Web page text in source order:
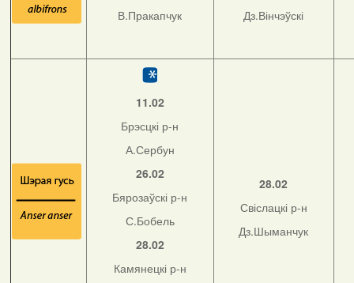
В.Пракапчук
Дз.Вінчэўскі
11.02
Брэсцкі р-н
А.Сербун
26.02
Бярозаўскі р-н
С.Бобель
28.02
Камянецкі р-н
28.02
Свіслацкі р-н
Дз.Шыманчук